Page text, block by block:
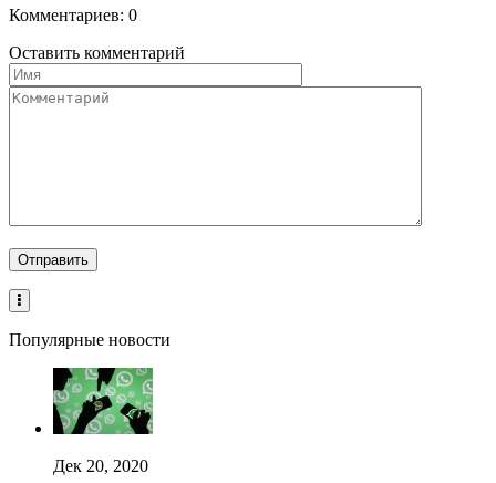
Комментариев: 0
Оставить комментарий
Популярные новости
Дек 20, 2020